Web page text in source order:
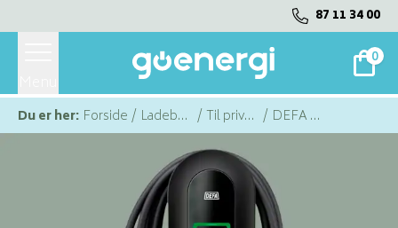
87 11 34 00
0
Du er her: Forside / Ladebokse / Til private / DEFA Power